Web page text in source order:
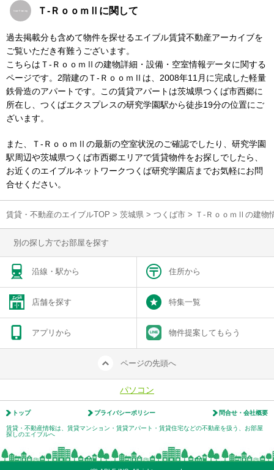
Ｔ-ＲｏｏｍⅡに関して
過去掲載分も含めて物件を探せるエイブル賃貸不動産アーカイブを
ご覧いただき有難うございます。
こちらはＴ-ＲｏｏｍⅡの建物詳細・設備・空室情報データに関する
ページです。2階建のＴ-ＲｏｏｍⅡは、2008年11月に完成した軽量
鉄骨造のアパートです。この賃貸アパートは茨城県つくば市西郷に
所在し、つくばエクスプレスの研究学園駅から徒歩19分の位置にご
ざいます。
また、Ｔ-ＲｏｏｍⅡの最新の空室状況のご確認でしたり、研究学園
駅周辺や茨城県つくば市西郷エリアで賃貸物件をお探しでしたら、
お近くのエイブルネットワークつくば研究学園店までお気軽にお問
合せください。
賃貸・不動産のエイブルTOP > 茨城県 > つくば市 > Ｔ-ＲｏｏｍⅡの建物
別の探し方でお部屋を探す
沿線・駅から 住所から
店舗を探す 特集一覧
アプリから 物件提案してもらう
ページの先頭へ
パソコン
トップ プライバシーポリシー 問合せ・会社概要
賃貸・不動産情報は、賃貸マンション・賃貸アパート・賃貸住宅などの不動産を扱う、お部屋
探しのエイブルへ